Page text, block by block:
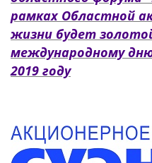
рамках Областной
жизни будет
международному
2019 году